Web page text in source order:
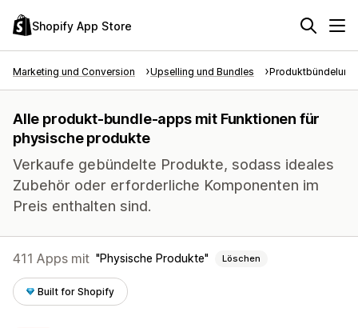
Shopify App Store
Marketing und Conversion Upselling und Bundles Produktbündelung
Alle produkt-bundle-apps mit Funktionen für
physische produkte
Verkaufe gebündelte Produkte, sodass ideales
Zubehör oder erforderliche Komponenten im
Preis enthalten sind.
411 Apps mit Physische Produkte Löschen
Built for Shopify